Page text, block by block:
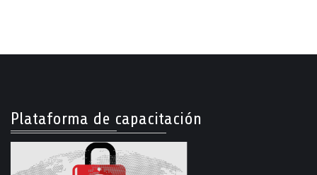
Plataforma de capacitación